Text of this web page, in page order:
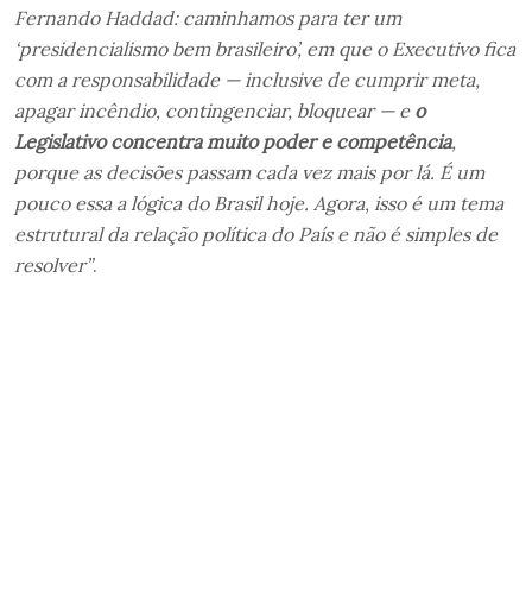
Fernando Haddad: caminhamos para ter um
‘presidencialismo bem brasileiro’, em que o Executivo fica
com a responsabilidade — inclusive de cumprir meta,
apagar incêndio, contingenciar, bloquear — e o
Legislativo concentra muito poder e competência,
porque as decisões passam cada vez mais por lá. É um
pouco essa a lógica do Brasil hoje. Agora, isso é um tema
estrutural da relação política do País e não é simples de
resolver”.